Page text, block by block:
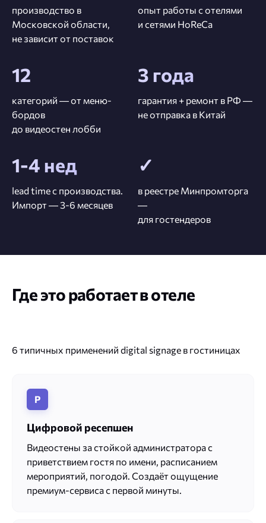
производство в
Московской области,
не зависит от поставок
опыт работы с отелями
и сетями HoReCa
12
категорий — от меню-
бордов
до видеостен лобби
3 года
гарантия + ремонт в РФ —
не отправка в Китай
1-4 нед
lead time с производства.
Импорт — 3-6 месяцев
✓
в реестре Минпромторга
—
для гостендеров
Где это работает в отеле
6 типичных применений digital signage в гостиницах
Р
Цифровой ресепшен
Видеостены за стойкой администратора с
приветствием гостя по имени, расписанием
мероприятий, погодой. Создаёт ощущение
премиум-сервиса с первой минуты.